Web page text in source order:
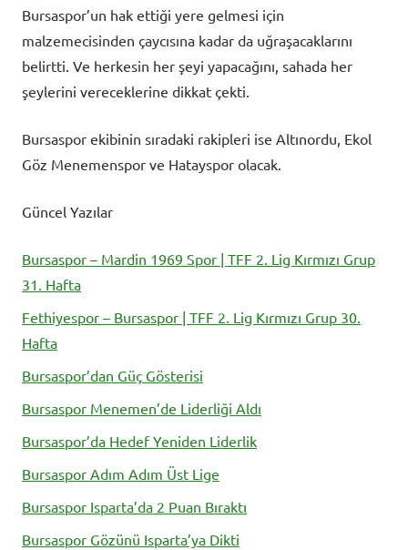
Bursaspor’un hak ettiği yere gelmesi için
malzemecisinden çaycısına kadar da uğraşacaklarını
belirtti. Ve herkesin her şeyi yapacağını, sahada her
şeylerini vereceklerine dikkat çekti.
Bursaspor ekibinin sıradaki rakipleri ise Altınordu, Ekol
Göz Menemenspor ve Hatayspor olacak.
Güncel Yazılar
Bursaspor – Mardin 1969 Spor | TFF 2. Lig Kırmızı Grup
31. Hafta
Fethiyespor – Bursaspor | TFF 2. Lig Kırmızı Grup 30.
Hafta
Bursaspor’dan Güç Gösterisi
Bursaspor Menemen’de Liderliği Aldı
Bursaspor’da Hedef Yeniden Liderlik
Bursaspor Adım Adım Üst Lige
Bursaspor Isparta’da 2 Puan Bıraktı
Bursaspor Gözünü Isparta’ya Dikti